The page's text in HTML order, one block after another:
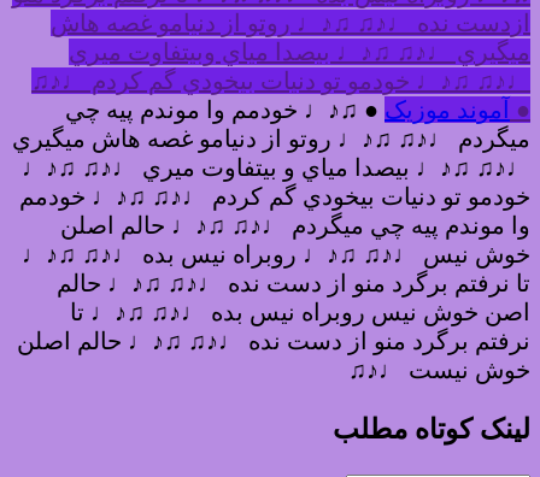
ازدست نده ♩♪♫ ♫♪♩ روتو از دنيامو غصه هاش
ميگيري ♩♪♫ ♫♪♩ بيصدا مياي وبيتفاوت ميري
♩♪♫ ♫♪♩ خودمو تو دنيات بيخودي گم كردم ♩♪♫
●
آموند موزیک ● ♫♪♩ خودمم وا موندم پيه چي
ميگردم ♩♪♫ ♫♪♩ روتو از دنيامو غصه هاش ميگيري
♩♪♫ ♫♪♩ بيصدا مياي و بيتفاوت ميري ♩♪♫ ♫♪♩
خودمو تو دنيات بيخودي گم كردم ♩♪♫ ♫♪♩ خودمم
وا موندم پيه چي ميگردم ♩♪♫ ♫♪♩ حالم اصلن
خوش نيس ♩♪♫ ♫♪♩ روبراه نيس بده ♩♪♫ ♫♪♩
تا نرفتم برگرد منو از دست نده ♩♪♫ ♫♪♩ حالم
اصن خوش نيس روبراه نيس بده ♩♪♫ ♫♪♩ تا
نرفتم برگرد منو از دست نده ♩♪♫ ♫♪♩ حالم اصلن
خوش نيست ♩♪♫
لینک کوتاه مطلب